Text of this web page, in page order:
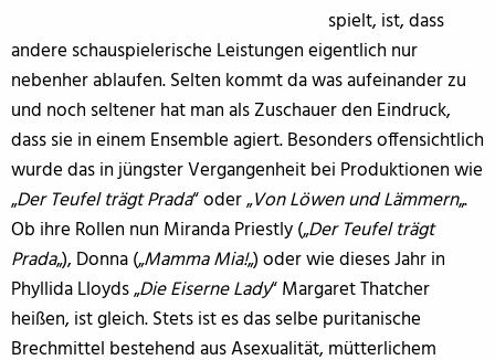
spielt, ist, dass
andere schauspielerische Leistungen eigentlich nur
nebenher ablaufen. Selten kommt da was aufeinander zu
und noch seltener hat man als Zuschauer den Eindruck,
dass sie in einem Ensemble agiert. Besonders offensichtlich
wurde das in jüngster Vergangenheit bei Produktionen wie
„Der Teufel trägt Prada“ oder „Von Löwen und Lämmern„.
Ob ihre Rollen nun Miranda Priestly („Der Teufel trägt
Prada„), Donna („Mamma Mia!„) oder wie dieses Jahr in
Phyllida Lloyds „Die Eiserne Lady“ Margaret Thatcher
heißen, ist gleich. Stets ist es das selbe puritanische
Brechmittel bestehend aus Asexualität, mütterlichem